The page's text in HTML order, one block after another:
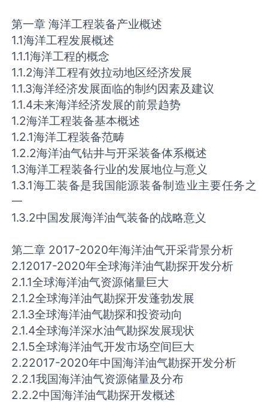
第一章 海洋工程装备产业概述
1.1海洋工程发展概述
1.1.1海洋工程的概念
1.1.2海洋工程有效拉动地区经济发展
1.1.3海洋经济发展面临的制约因素及建议
1.1.4未来海洋经济发展的前景趋势
1.2海洋工程装备基本概述
1.2.1海洋工程装备范畴
1.2.2海洋油气钻井与开采装备体系概述
1.3海洋工程装备行业的发展地位与意义
1.3.1海工装备是我国能源装备制造业主要任务之
一
1.3.2中国发展海洋油气装备的战略意义
第二章 2017-2020年海洋油气开采背景分析
2.12017-2020年全球海洋油气勘探开发分析
2.1.1全球海洋油气资源储量巨大
2.1.2全球海洋油气勘探开发蓬勃发展
2.1.3全球海洋油气勘探和投资动向
2.1.4全球海洋深水油气勘探发展现状
2.1.5全球海洋油气开发市场空间巨大
2.22017-2020年中国海洋油气勘探开发分析
2.2.1我国海洋油气资源储量及分布
2.2.2中国海洋油气勘探开发概述